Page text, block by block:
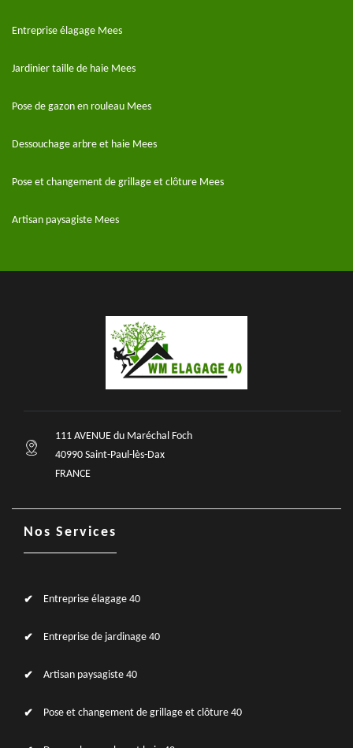
Entreprise élagage Mees
Jardinier taille de haie Mees
Pose de gazon en rouleau Mees
Dessouchage arbre et haie Mees
Pose et changement de grillage et clôture Mees
Artisan paysagiste Mees
111 AVENUE du Maréchal Foch
40990 Saint-Paul-lès-Dax
FRANCE
Nos Services
Entreprise élagage 40
Entreprise de jardinage 40
Artisan paysagiste 40
Pose et changement de grillage et clôture 40